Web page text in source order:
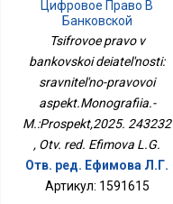
Цифровое Право В
Банковской
Деятельности:
Сравнительно-Правовой
Аспект.Монография.-
М.:Проспект,2025.
243232
Tsifrovoe pravo v
bankovskoi deiatel'nosti:
sravnitel'no-pravovoi
aspekt.Monografiia.-
M.:Prospekt,2025. 243232
, Otv. red. Efimova L.G.
Отв. ред. Ефимова Л.Г.
Артикул: 1591615